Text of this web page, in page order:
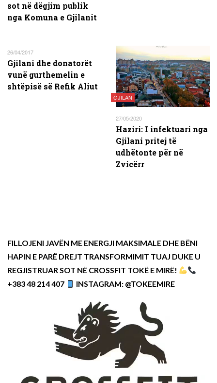
sot në dëgjim publik
nga Komuna e Gjilanit
26/04/2017
Gjilani dhe donatorët
vunë gurthemelin e
shtëpisë së Refik Aliut
GJILAN
27/05/2020
Haziri: I infektuari nga
Gjilani pritej të
udhëtonte për në
Zvicërr
FILLOJENI JAVËN ME ENERGJI MAKSIMALE DHE BËNI
HAPIN E PARË DREJT TRANSFORMIMIT TUAJ DUKE U
REGJISTRUAR SOT NË CROSSFIT TOKË E MIRË!
+383 48 214 407
INSTAGRAM: @TOKEEMIRE